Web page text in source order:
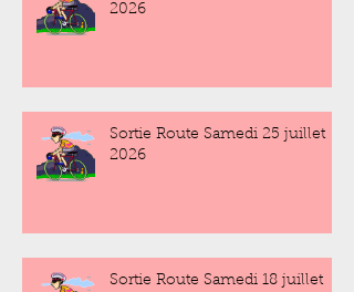
2026
Sortie Route Samedi 25 juillet
2026
Sortie Route Samedi 18 juillet